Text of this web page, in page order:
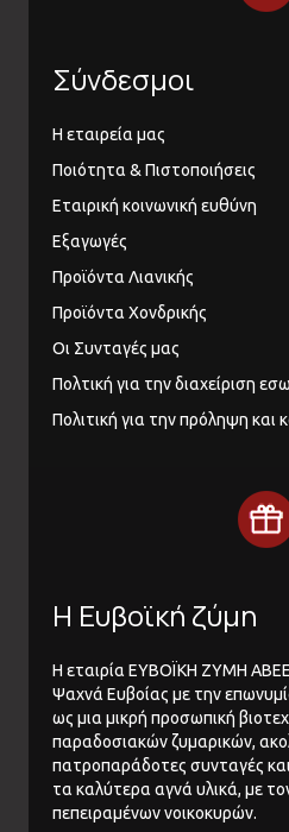
Σύνδεσμοι
Η εταιρεία μας
Ποιότητα & Πιστοποιήσεις
Εταιρική κοινωνική ευθύνη
Εξαγωγές
Προϊόντα Λιανικής
Προϊόντα Χονδρικής
Οι Συνταγές μας
Πολτική για την διαχείριση
Πολιτική για την πρόληψη και
Η Ευβοϊκή ζύμη
Η εταιρία ΕΥΒΟΪΚΗ ΖΥΜΗ
Ψαχνά Ευβοίας με την
ως μια μικρή προσωπική
παραδοσιακών ζυμαρικών,
πατροπαράδοτες συνταγές
τα καλύτερα αγνά υλικά, με
πεπειραμένων νοικοκυρών.